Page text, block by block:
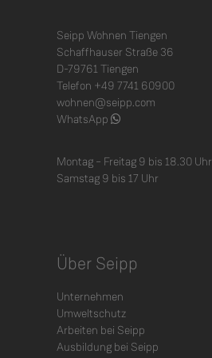
Seipp Wohnen Tiengen
Schaffhauser Straße 36
D-79761 Tiengen
Telefon +49 7741 60900
wohnen@seipp.com
WhatsApp
Montag – Freitag 9 bis 18.30 Uhr
Samstag 9 bis 17 Uhr
Über Seipp
Unternehmen
Umweltschutz
Arbeiten bei Seipp
Ausbildung bei Seipp